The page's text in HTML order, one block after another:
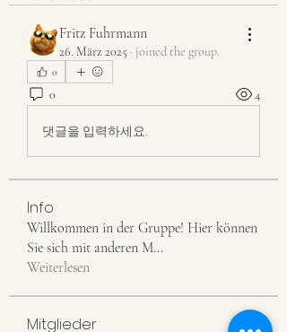
Fritz Fuhrmann
26. März 2025 · joined the group.
0
0 4
댓글을 입력하세요.
Info
Willkommen in der Gruppe! Hier können
Sie sich mit anderen M...
Weiterlesen
Mitglieder